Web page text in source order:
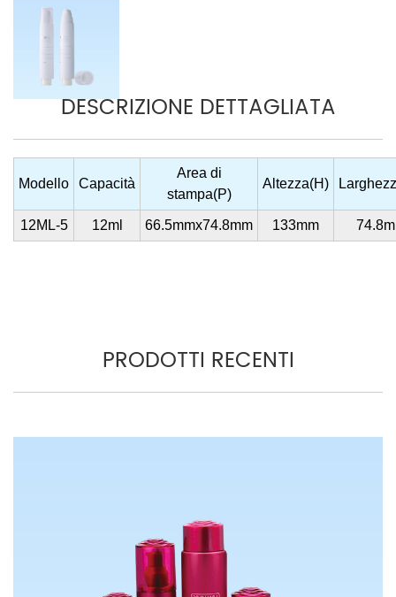
DESCRIZIONE DETTAGLIATA
Modello Capacità
Area di
stampa(P)
Altezza(H)
12ML-5 12ml 66.5mmx74.8mm 133mm
PRODOTTI RECENTI